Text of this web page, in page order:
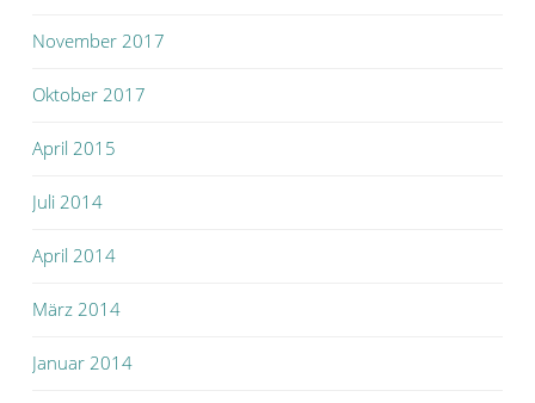
November 2017
Oktober 2017
April 2015
Juli 2014
April 2014
März 2014
Januar 2014